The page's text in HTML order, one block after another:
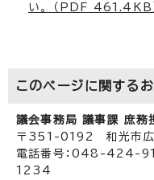
い。 （PDF 461.4KB
このページに関する
議会事務局 議事課 庶務
〒351-0192 和光市
電話番号：048-424-
1234